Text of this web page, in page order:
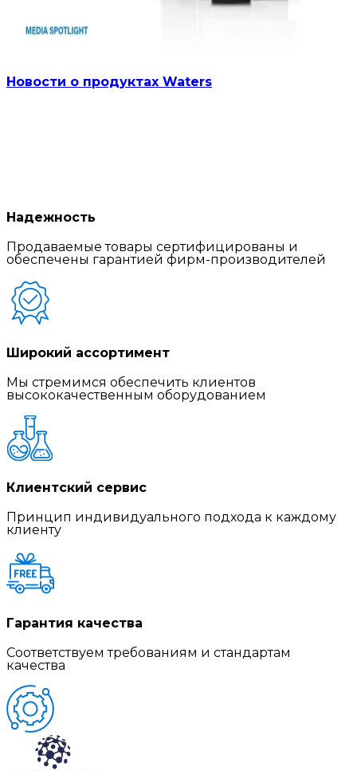
Новости о продуктах Waters
Надежность
Продаваемые товары сертифицированы и
обеспечены гарантией фирм-производителей
Широкий ассортимент
Мы стремимся обеспечить клиентов
высококачественным оборудованием
Клиентский сервис
Принцип индивидуального подхода к каждому
клиенту
Гарантия качества
Соответствуем требованиям и стандартам
качества